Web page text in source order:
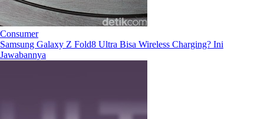
Consumer
Samsung Galaxy Z Fold8 Ultra Bisa Wireless Charging? Ini
Jawabannya